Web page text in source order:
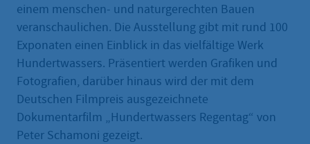
einem menschen- und naturgerechten Bauen
veranschaulichen. Die Ausstellung gibt mit rund 100
Exponaten einen Einblick in das vielfältige Werk
Hundertwassers. Präsentiert werden Grafiken und
Fotografien, darüber hinaus wird der mit dem
Deutschen Filmpreis ausgezeichnete
Dokumentarfilm „Hundertwassers Regentag“ von
Peter Schamoni gezeigt.